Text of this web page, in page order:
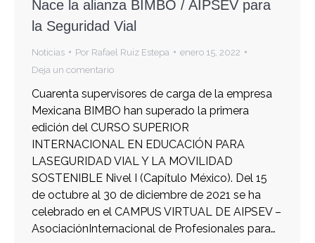
Nace la alianza BIMBO / AIPSEV para
la Seguridad Vial
Noticias Por Rafael Ruiz Estepa
enero 15, 2022
Deja un comentario
Cuarenta supervisores de carga de la empresa
Mexicana BIMBO han superado la primera
edición del CURSO SUPERIOR
INTERNACIONAL EN EDUCACIÓN PARA
LASEGURIDAD VIAL Y LA MOVILIDAD
SOSTENIBLE Nivel I (Capítulo México). Del 15
de octubre al 30 de diciembre de 2021 se ha
celebrado en el CAMPUS VIRTUAL DE AIPSEV –
AsociaciónInternacional de Profesionales para…